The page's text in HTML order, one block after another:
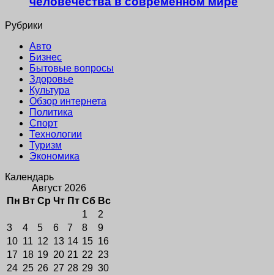
Рубрики
Авто
Бизнес
Бытовые вопросы
Здоровье
Культура
Обзор интернета
Политика
Спорт
Технологии
Туризм
Экономика
Календарь
Август 2026
Пн Вт Ср Чт Пт Сб Вс
1
2
3
4 5 6 7 8
9
10 11 12 13 14 15 16
17 18 19 20 21 22 23
24 25 26 27 28 29 30